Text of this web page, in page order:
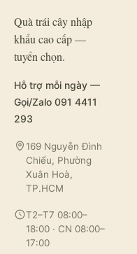
Quà trái cây nhập
khẩu cao cấp —
tuyển chọn.
Hỗ trợ mỗi ngày —
Gọi/Zalo 091 4411
293
169 Nguyễn Đình
Chiểu, Phường
Xuân Hoà,
TP.HCM
T2–T7 08:00–
18:00 · CN 08:00–
17:00